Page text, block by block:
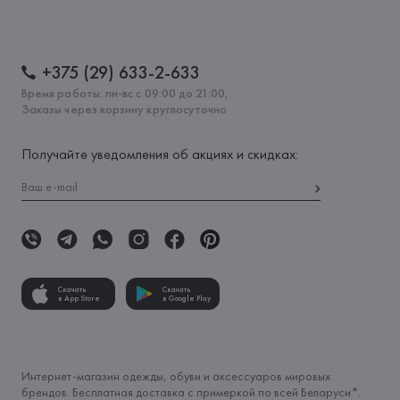
+375 (29) 633-2-633
Время работы: пн-вс с 09:00 до 21:00,
Заказы через корзину круглосуточно
Получайте уведомления об акциях и скидках:
Скачать
в App Store
Скачать
в Google Play
Интернет-магазин одежды, обуви и аксессуаров мировых
брендов. Бесплатная доставка с примеркой по всей Беларуси*.